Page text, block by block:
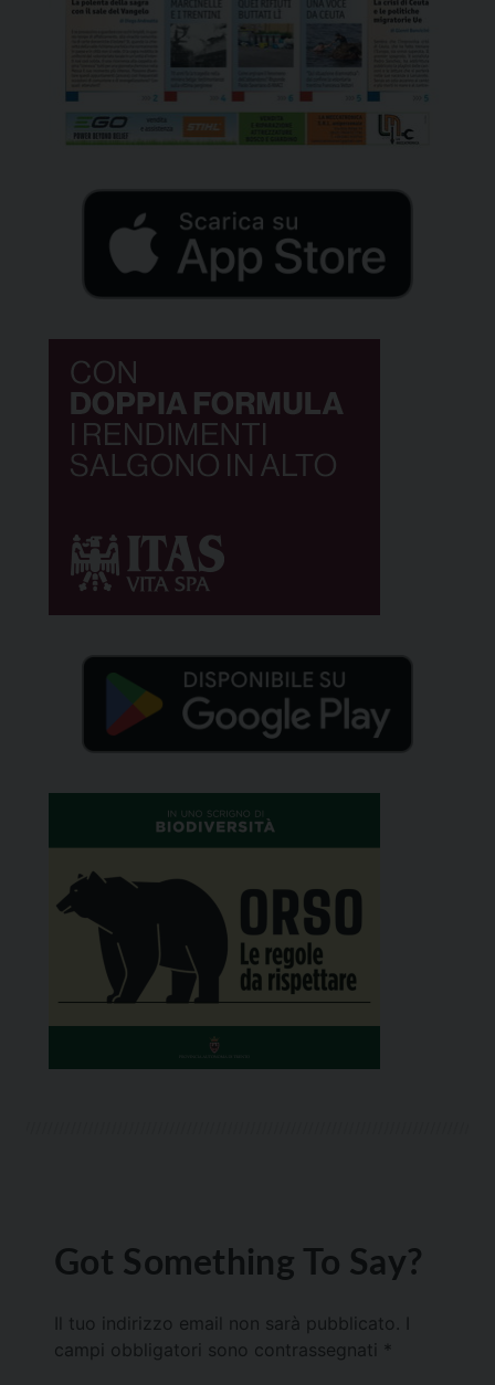
Got Something To Say?
Il tuo indirizzo email non sarà pubblicato.
campi obbligatori sono contrassegnati *